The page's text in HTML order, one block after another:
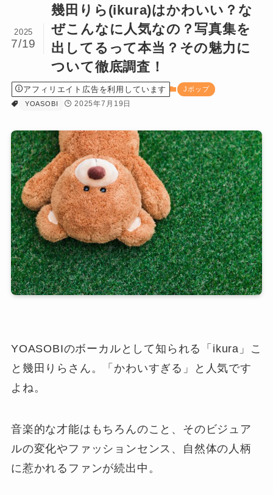
幾田りら(ikura)はかわいい？な
ぜこんなに人気なの？写真集を
出してるって本当？その魅力に
ついて徹底調査！
2025
7/19
アフィリエイト広告を利用しています
Jポップ
YOASOBI
2025年7月19日
YOASOBIのボーカルとして知られる「ikura」こ
と幾田りらさん。「かわいすぎる」と人気です
よね。
音楽的な才能はもちろんのこと、そのビジュア
ルの変化やファッションセンス、自然体の人柄
に惹かれるファンが続出中。